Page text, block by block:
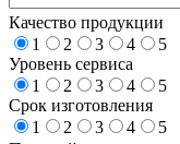
Качество продукции
1
2 3 4
5
Уровень сервиса
1
2 3 4
5
Срок изготовления
1
2 3 4
5